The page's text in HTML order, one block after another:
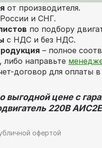
от производителя.
и СНГ.
по подбору
с НДС и без НДС.
– полное
либо направьте
договор для оплаты в
выгодной цене с
220В
офертой